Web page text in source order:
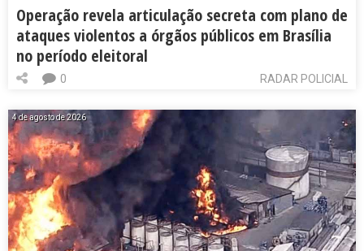
Operação revela articulação secreta com plano de
ataques violentos a órgãos públicos em Brasília
no período eleitoral
RADAR POLICIAL
0
4 de agosto de 2026